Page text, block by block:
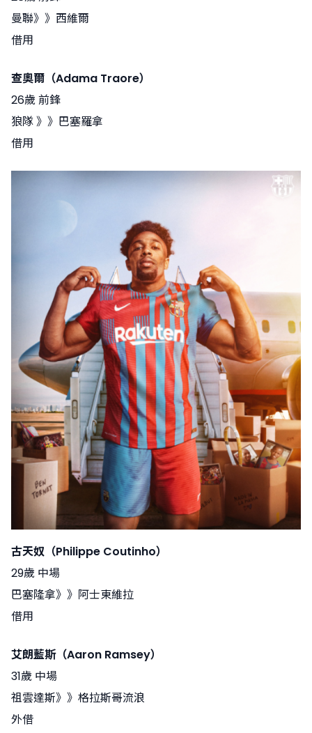
曼聯》》西維爾
借用
查奧爾（Adama Traore）
26歲 前鋒
狼隊 》》巴塞羅拿
借用
古天奴（Philippe Coutinho）
29歲 中場
巴塞隆拿》》阿士東維拉
借用
艾朗藍斯（Aaron Ramsey）
31歲 中場
祖雲達斯》》格拉斯哥流浪
外借